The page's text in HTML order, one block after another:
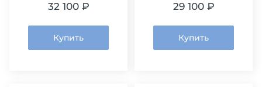
32 100 ₽
Купить
29 100 ₽
Купить